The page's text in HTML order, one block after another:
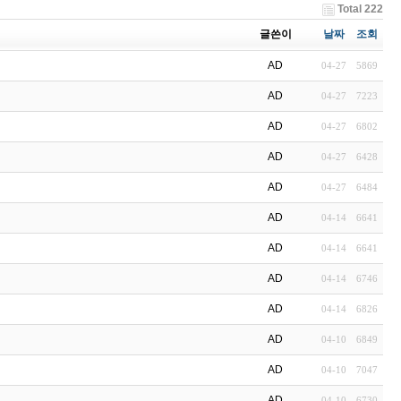
Total 222
글쓴이
날짜 조회
AD 04-27 5869
AD 04-27 7223
AD 04-27 6802
AD 04-27 6428
AD 04-27 6484
AD 04-14 6641
AD 04-14 6641
AD 04-14 6746
AD 04-14 6826
AD 04-10 6849
AD 04-10 7047